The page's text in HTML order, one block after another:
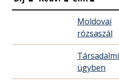
Moldovai
rózsaszál
Társadalmi
ügyben